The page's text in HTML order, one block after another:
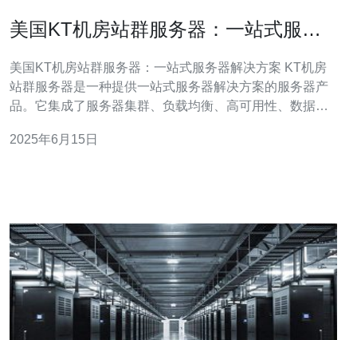
美国KT机房站群服务器：一站式服务
美国KT机房站群服务器：一站式服务器解决方案 KT机房
站群服务器是一种提供一站式服务器解决方案的服务器产
品。它集成了服务器集群、负载均衡、高可用性、数据备
机房站群服务器具有诸多优势，包括： 高可靠性：采用集
2025年6月15日